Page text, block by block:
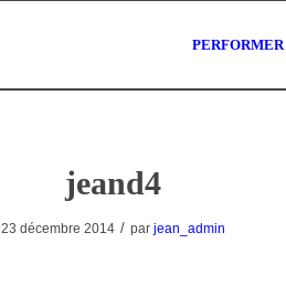
PERFORMER
jeand4
23 décembre 2014 / par jean_admin